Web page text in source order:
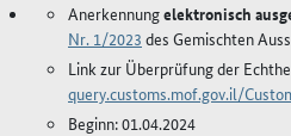
Anerkennungelektronisch
Nr. 1/2023 des Gemischten
Link zur Überprüfung der
query.customs.mof.gov.il/
Beginn: 01.04.2024